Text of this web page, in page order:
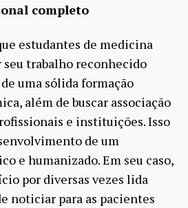
completo
estudantes de medicina
seu trabalho reconhecido
uma sólida formação
além de buscar associação
e instituições. Isso
de um
e humanizado. Em seu caso,
por diversas vezes lida
noticiar para as pacientes